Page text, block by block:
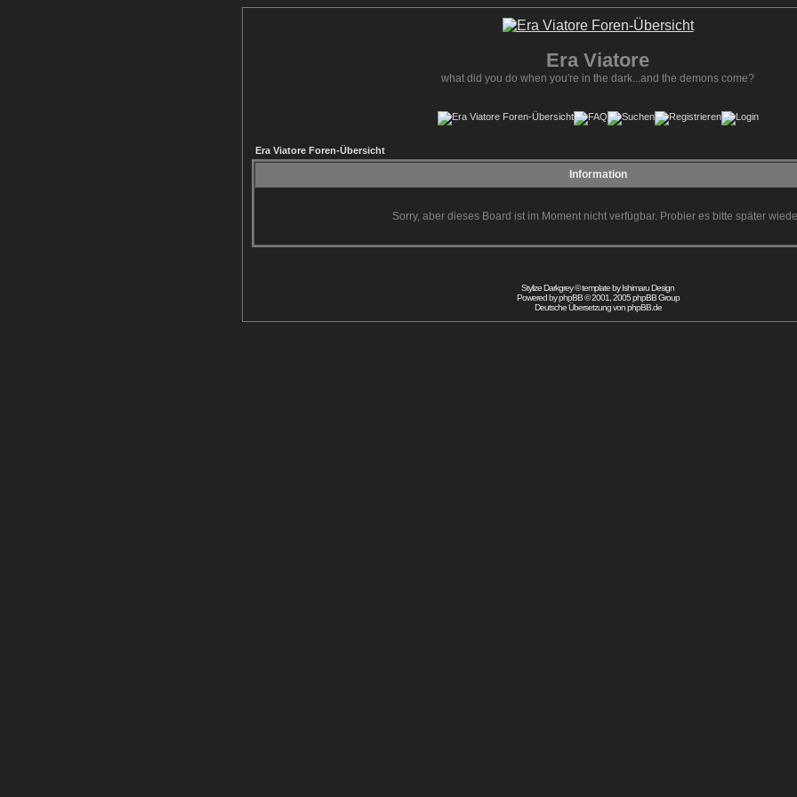
Era Viatore
what did you do when you're in the dark...and the demons come?
Era Viatore Foren-Übersicht
Information
Sorry, aber dieses Board ist im Moment nicht verfügbar. Probier es bitte später
Stylize Darkgrey © template byIshimaru Design
Powered byphpBB© 2001, 2005 phpBB Group
Deutsche Übersetzung vonphpBB.de